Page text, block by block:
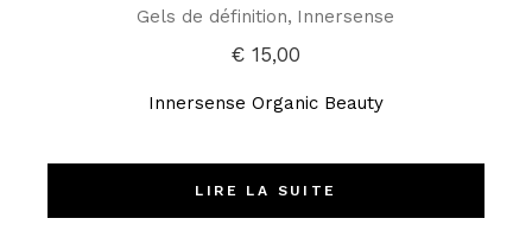
Gels de définition Innersense
€ 15,00
Innersense Organic Beauty
LIRE LA SUITE